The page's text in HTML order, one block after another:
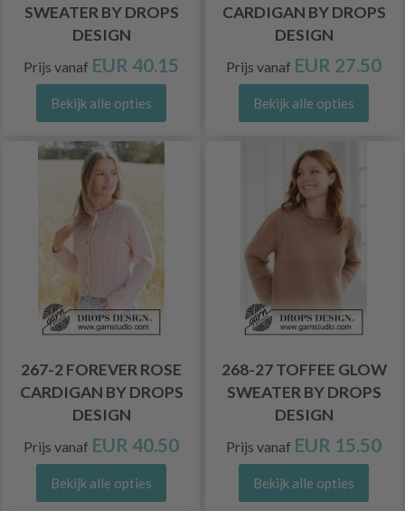
SWEATER BY DROPS
DESIGN
Prijs vanaf EUR 40.15
Bekijk alle opties
CARDIGAN BY DROPS
DESIGN
Prijs vanaf EUR 27.50
Bekijk alle opties
267-2 FOREVER ROSE
CARDIGAN BY DROPS
DESIGN
Prijs vanaf EUR 40.50
Bekijk alle opties
268-27 TOFFEE GLOW
SWEATER BY DROPS
DESIGN
Prijs vanaf EUR 15.50
Bekijk alle opties